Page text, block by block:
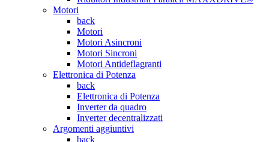
Motori
back
Motori
Motori Asincroni
Motori Sincroni
Motori Antideflagranti
Elettronica di Potenza
back
Elettronica di Potenza
Inverter da quadro
Inverter decentralizzati
Argomenti aggiuntivi
back